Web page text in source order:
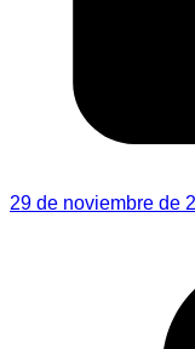
29 de noviembre de